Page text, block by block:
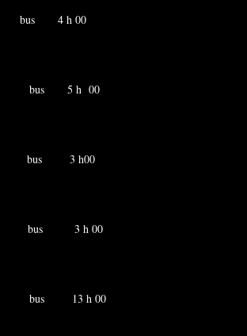
4 h 00
5 h 00
3 h00
3 h 00
13 h 00